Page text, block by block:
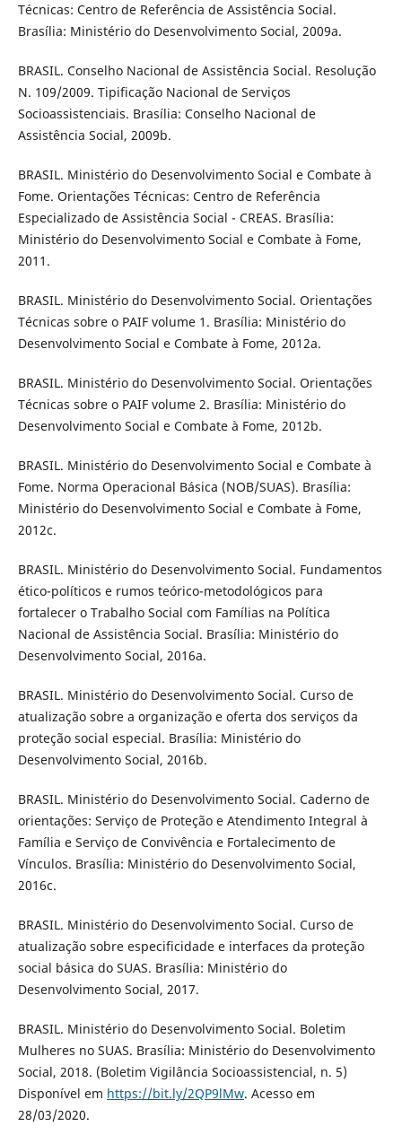
Técnicas: Centro de Referência de Assistência Social.
Brasília: Ministério do Desenvolvimento Social, 2009a.
BRASIL. Conselho Nacional de Assistência Social. Resolução
N. 109/2009. Tipificação Nacional de Serviços
Socioassistenciais. Brasília: Conselho Nacional de
Assistência Social, 2009b.
BRASIL. Ministério do Desenvolvimento Social e Combate à
Fome. Orientações Técnicas: Centro de Referência
Especializado de Assistência Social - CREAS. Brasília:
Ministério do Desenvolvimento Social e Combate à Fome,
2011.
BRASIL. Ministério do Desenvolvimento Social. Orientações
Técnicas sobre o PAIF volume 1. Brasília: Ministério do
Desenvolvimento Social e Combate à Fome, 2012a.
BRASIL. Ministério do Desenvolvimento Social. Orientações
Técnicas sobre o PAIF volume 2. Brasília: Ministério do
Desenvolvimento Social e Combate à Fome, 2012b.
BRASIL. Ministério do Desenvolvimento Social e Combate à
Fome. Norma Operacional Básica (NOB/SUAS). Brasília:
Ministério do Desenvolvimento Social e Combate à Fome,
2012c.
BRASIL. Ministério do Desenvolvimento Social. Fundamentos
ético-políticos e rumos teórico-metodológicos para
fortalecer o Trabalho Social com Famílias na Política
Nacional de Assistência Social. Brasília: Ministério do
Desenvolvimento Social, 2016a.
BRASIL. Ministério do Desenvolvimento Social. Curso de
atualização sobre a organização e oferta dos serviços da
proteção social especial. Brasília: Ministério do
Desenvolvimento Social, 2016b.
BRASIL. Ministério do Desenvolvimento Social. Caderno de
orientações: Serviço de Proteção e Atendimento Integral à
Família e Serviço de Convivência e Fortalecimento de
Vínculos. Brasília: Ministério do Desenvolvimento Social,
2016c.
BRASIL. Ministério do Desenvolvimento Social. Curso de
atualização sobre especificidade e interfaces da proteção
social básica do SUAS. Brasília: Ministério do
Desenvolvimento Social, 2017.
BRASIL. Ministério do Desenvolvimento Social. Boletim
Mulheres no SUAS. Brasília: Ministério do Desenvolvimento
Social, 2018. (Boletim Vigilância Socioassistencial, n. 5)
Disponível em https://bit.ly/2QP9lMw. Acesso em
28/03/2020.